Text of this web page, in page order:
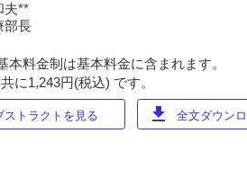
夫**
部長
料金制は基本料金に含まれます。
に1,243円(税込) です。
ストラクトを見る download 全文ダウン